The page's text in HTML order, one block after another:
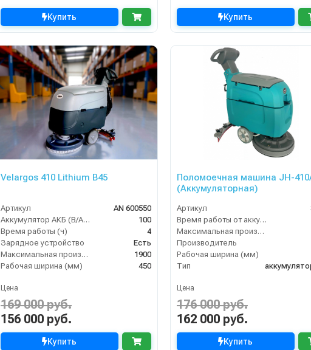
Купить Купить
Velargos 410 Lithium B45
Артикул
AN 600550
Аккумулятор АКБ (В/А·ч)
100
Время работы (ч)
4
Зарядное устройство
Есть
Максимальная производительность (кв.м/час)
1900
Рабочая ширина (мм)
450
Цена
169 000 руб.
156 000 руб.
Купить
Поломоечная машина JH-
(Аккумуляторная)
Артикул
Время работы от аккумуляторов (ч)
Максимальная производительность (кв.м/час)
Производитель
Рабочая ширина (мм)
Тип
Цена
176 000 руб.
162 000 руб.
Купить